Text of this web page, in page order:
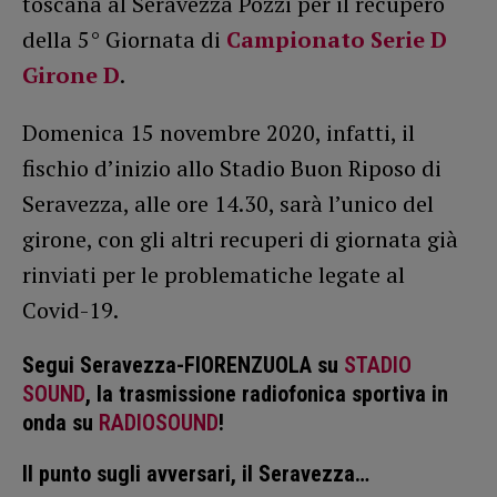
della 5° Giornata di Campionato Serie D
Girone D.
Domenica 15 novembre 2020, infatti, il
fischio d’inizio allo Stadio Buon Riposo di
Seravezza, alle ore 14.30, sarà l’unico del
girone, con gli altri recuperi di giornata già
rinviati per le problematiche legate al
Covid-19.
Segui Seravezza-FIORENZUOLA su STADIO
SOUND, la trasmissione radiofonica sportiva in
onda su RADIOSOUND!
Il punto sugli avversari, il Seravezza…